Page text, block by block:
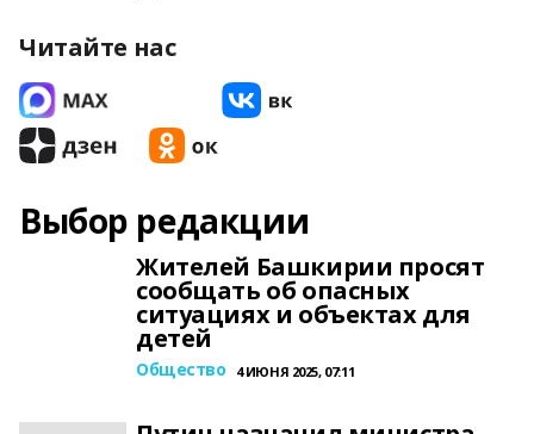
Читайте нас
Выбор редакции
Жителей Башкирии просят
сообщать об опасных
ситуациях и объектах для
детей
Общество 4 ИЮНЯ 2025, 07:11